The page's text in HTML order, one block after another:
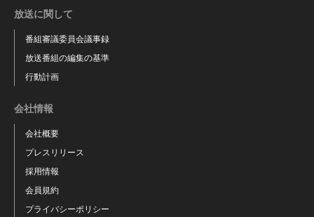
放送に関して
番組審議委員会議事録
放送番組の編集の基準
行動計画
会社情報
会社概要
プレスリリース
採用情報
会員規約
プライバシーポリシー